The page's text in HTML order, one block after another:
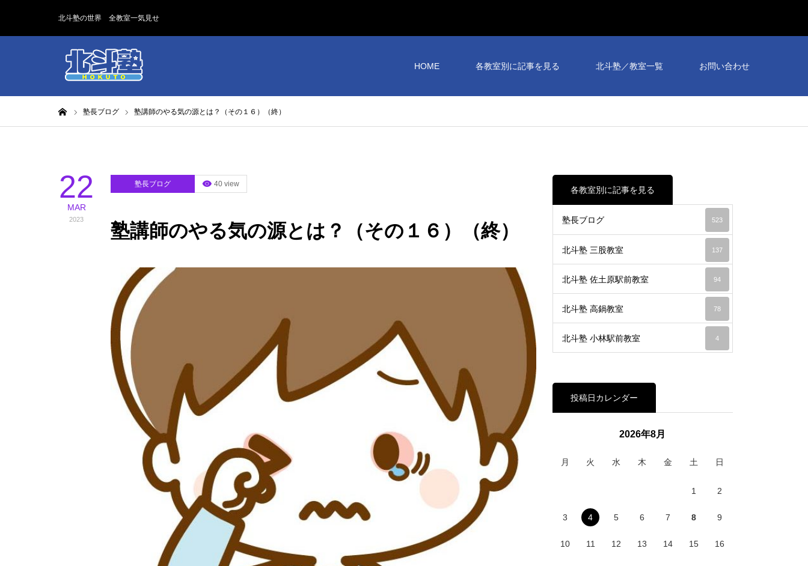
北斗塾の世界 全教室一気見せ
HOME 各教室別に記事を見る 北斗塾／教室一覧 お問い合わせ
塾長ブログ 塾講師のやる気の源とは？（その１６）（終）
22
MAR
2023
塾長ブログ 40 view
塾講師のやる気の源とは？（その１６）（終）
各教室別に記事を見る
塾長ブログ 523
北斗塾 三股教室 137
北斗塾 佐土原駅前教室 94
北斗塾 高鍋教室 78
北斗塾 小林駅前教室 4
投稿日カレンダー
2026年8月
月 火 水 木 金 土 日
1 2
3 4 5 6 7 8 9
10 11 12 13 14 15 16